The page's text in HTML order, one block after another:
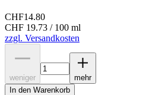
CHF14.80
CHF 19.73 / 100 ml
zzgl. Versandkosten
weniger
mehr
In den Warenkorb